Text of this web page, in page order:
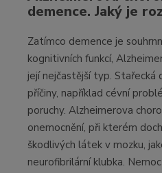
demence. Jaký je
Zatímco demence je
kognitivních funkcí,
její nejčastější typ. Stařecká
příčiny, například cévní
poruchy. Alzheimerova
onemocnění, při kterém
škodlivých látek v mozku,
neurofibrilární klubka.